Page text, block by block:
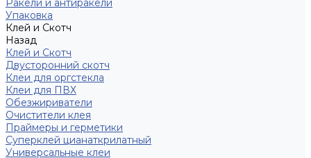
Ракели и антиракели
Упаковка
Клей и Скотч
Назад
Клей и Скотч
Двусторонний скотч
Клеи для оргстекла
Клеи для ПВХ
Обезжириватели
Очистители клея
Праймеры и герметики
Суперклей цианаткрилатный
Универсальные клеи